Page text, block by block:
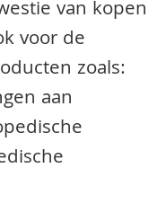
van kopen
voor de
zoals:
aan